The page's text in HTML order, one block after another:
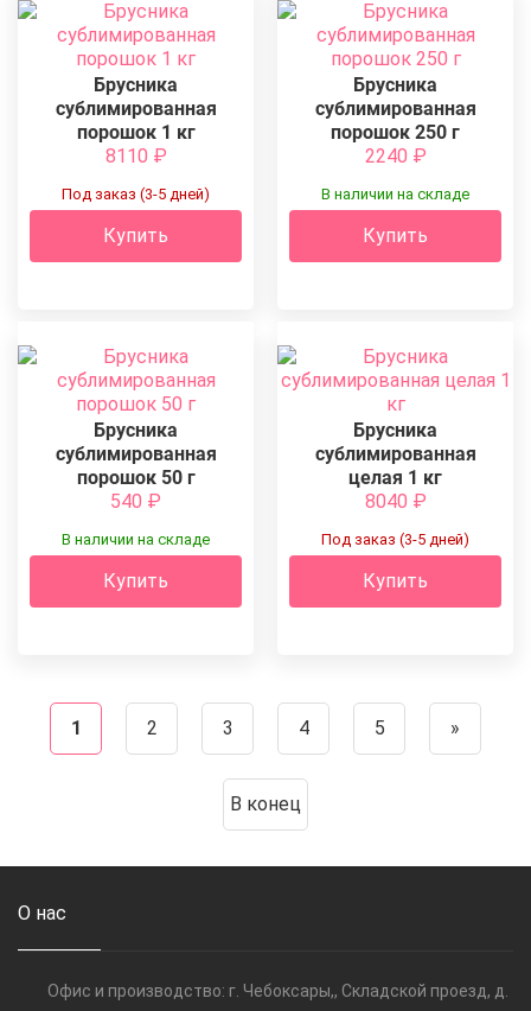
Брусника
сублимированная
порошок 1 кг
8110 ₽
Под заказ (3-5 дней)
Купить
Брусника
сублимированная
порошок 250 г
2240 ₽
В наличии на складе
Купить
Брусника
сублимированная
порошок 50 г
540 ₽
В наличии на складе
Купить
Брусника
сублимированная
целая 1 кг
8040 ₽
Под заказ (3-5 дней)
Купить
1 2 3 4 5 »
В конец
О нас
Офис и производство: г. Чебоксары,, Складской проезд, д.